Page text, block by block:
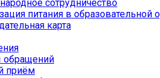
сотрудничество
питания в образовательной
карта
приём